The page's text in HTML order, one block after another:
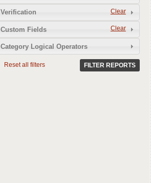
2
13
Clear
Verification
Clear
Custom Fields
Category Logical Operators
Reset all filters FILTER REPORTS